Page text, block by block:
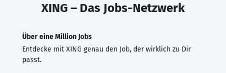
XING – Das Jobs-Netzwerk
Über eine Million Jobs
Entdecke mit XING genau den Job, der wirklich zu Dir
passt.